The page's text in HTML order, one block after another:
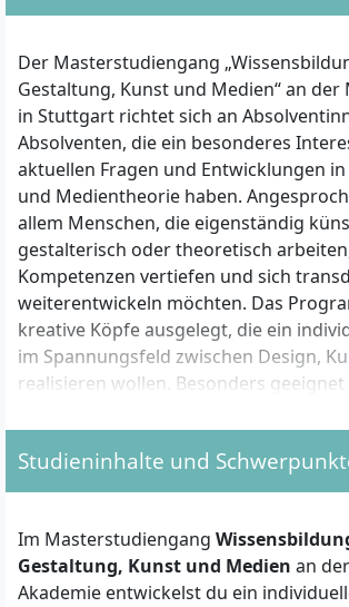
Der Masterstudiengang
Gestaltung, Kunst und Medien“ an der
in Stuttgart richtet sich an
Absolventen, die ein besonderes
aktuellen Fragen und Entwicklungen
und Medientheorie haben.
allem Menschen, die eigenständig
gestalterisch oder theoretisch
Kompetenzen vertiefen und sich
weiterentwickeln möchten. Das
kreative Köpfe ausgelegt, die ein
im Spannungsfeld zwischen Design,
realisieren wollen. Besonders
Fächern aus den
gestalterischen Studiengängen oder
Fächern sowie für alle, die eine
gesellschaftlichen und
Herausforderungen suchen.
Studieninhalte und
Im Masterstudiengang
Gestaltung, Kunst und Medien an
Akademie entwickelst du ein